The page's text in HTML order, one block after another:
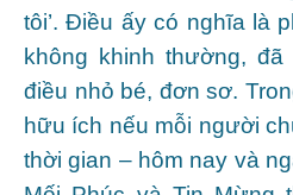
tôi’. Điều ấy có nghĩa là
không khinh thường,
điều nhỏ bé, đơn sơ.
hữu ích nếu mỗi người
thời gian – hôm nay và